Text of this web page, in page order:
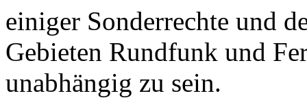
einiger Sonderrechte und
Gebieten Rundfunk und
unabhängig zu sein.